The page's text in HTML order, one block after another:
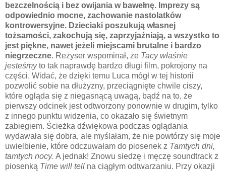
bezczelnością i bez owijania w bawełnę. Imprezy są
odpowiednio mocne, zachowanie nastolatków
kontrowersyjne. Dzieciaki poszukują własnej
tożsamości, zakochują się, zaprzyjaźniają, a wszystko to
jest piękne, nawet jeżeli miejscami brutalne i bardzo
niegrzeczne. Reżyser wspominał, że Tacy właśnie
jesteśmyto tak naprawdę bardzo długi film, pokrojony na
części. Widać, że dzięki temu Luca mógł w tej historii
pozwolić sobie na dłużyzny, przeciągnięte chwile ciszy,
które ogląda się z niegasnącą uwagą, bądź na to, że
pierwszy odcinek jest odtworzony ponownie w drugim, tylko
z innego punktu widzenia, co okazało się świetnym
zabiegiem. Ścieżka dźwiękowa podczas oglądania
wydawała się dobra, ale myślałam, że nie powtórzy się moje
uwielbienie, które odczuwałam do piosenek z Tamtych dni,
tamtych nocy. A jednak! Znowu siedzę i męczę soundtrack z
piosenką Time will tell na ciągłym odtwarzaniu. Przy okazji